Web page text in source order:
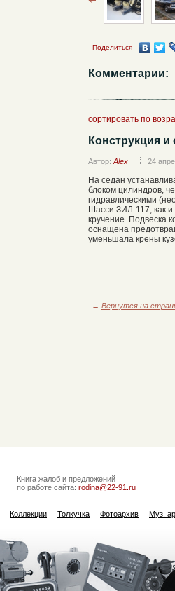
Поделиться
Комментарии:
сортировать по
Конструкция
Автор: Alex 24
На седан
блоком цилиндров,
гидравлическими
Шасси ЗИЛ-117, как
кручение. Подвеска
оснащена
уменьшала крены
← Вернутся на
Книга жалоб и предложений
по работе сайта: rodina@22-91.ru
Коллекции Толкучка Фотоархив Муз.